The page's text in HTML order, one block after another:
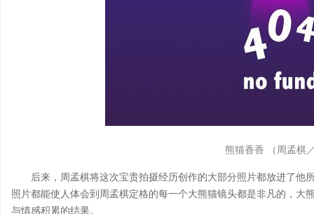
熊猫香香 （周孟棋
后来，周孟棋将这次宝贵拍摄经历创作的大部分照片都放进了
照片都能使人体会到周孟棋定格的每一个大熊猫镜头都是非凡的，大
与情感积累的结果。